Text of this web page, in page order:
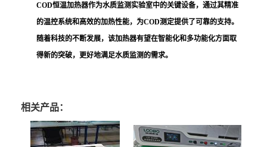
COD恒温加热器作为水质监测实验室中的关键设备，通过其精准
的温控系统和高效的加热性能，为COD测定提供了可靠的支持。
随着科技的不断发展，该加热器有望在智能化和多功能化方面取
得新的突破，更好地满足水质监测的需求。
相关产品：